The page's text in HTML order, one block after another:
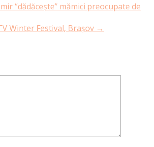
“dădăcește” mămici preocupate de
Winter Festival, Brașov →